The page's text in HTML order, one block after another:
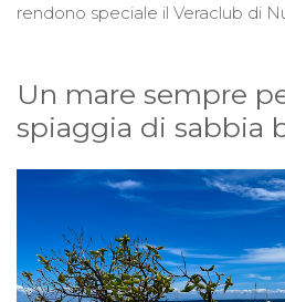
rendono speciale il Veraclub di
Un mare sempre
spiaggia di sabbia